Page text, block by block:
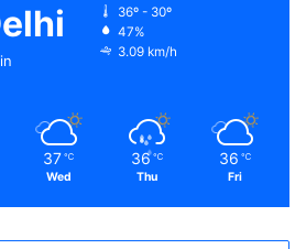
36º - 30º
47%
3.09 km/h
37 ℃
Wed
36 ℃
Thu
36 ℃
Fri